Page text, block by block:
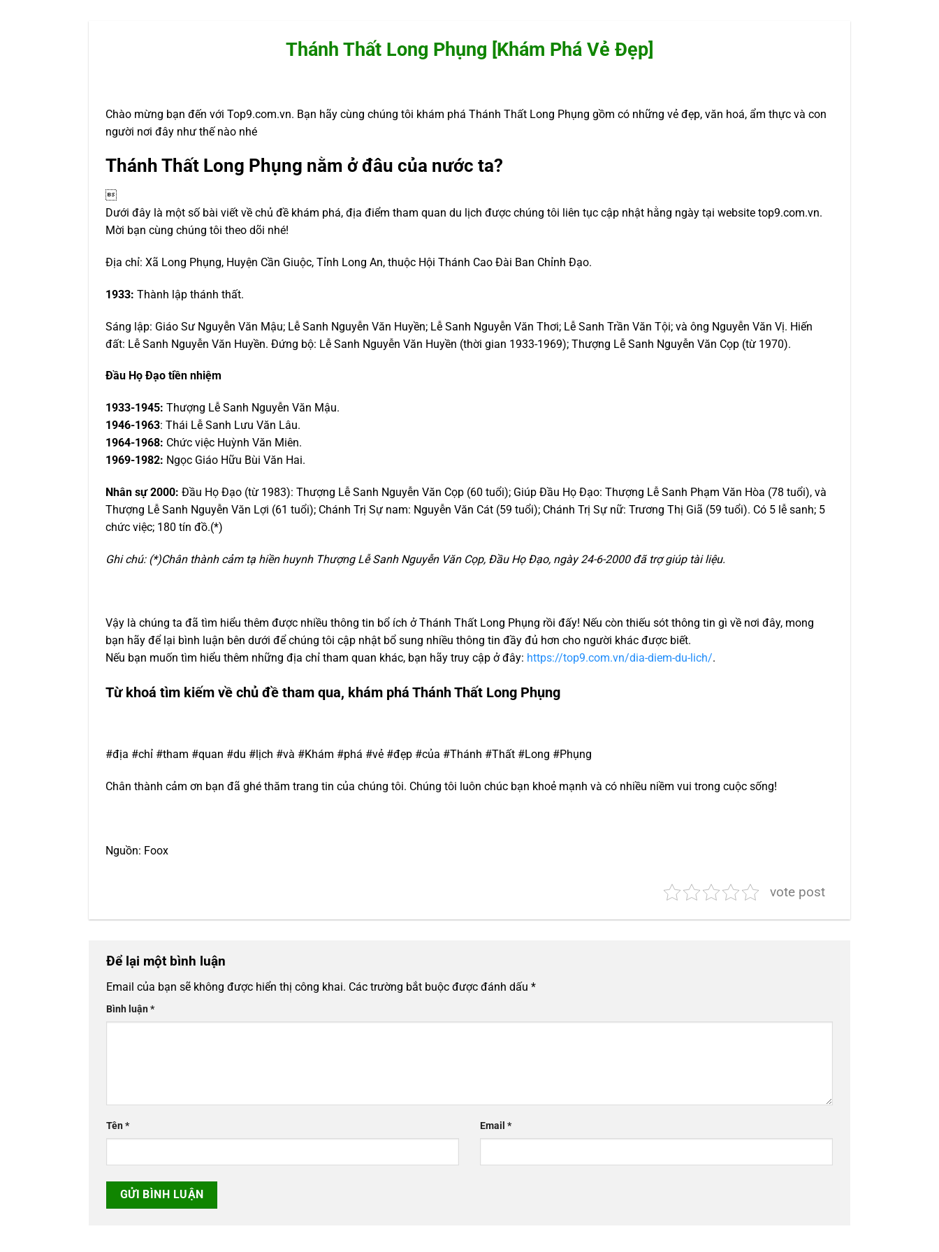
Thánh Thất Long Phụng [Khám Phá Vẻ Đẹp]
Chào mừng bạn đến với Top9.com.vn. Bạn hãy cùng chúng tôi khám phá Thánh Thất Long Phụng gồm có những vẻ đẹp, văn hoá, ẩm thực và con
người nơi đây như thế nào nhé
Thánh Thất Long Phụng nằm ở đâu của nước ta?

Dưới đây là một số bài viết về chủ đề khám phá, địa điểm tham quan du lịch được chúng tôi liên tục cập nhật hằng ngày tại website top9.com.vn.
Mời bạn cùng chúng tôi theo dõi nhé!
Địa chỉ: Xã Long Phụng, Huyện Cần Giuộc, Tỉnh Long An, thuộc Hội Thánh Cao Đài Ban Chỉnh Đạo.
1933: Thành lập thánh thất.
Sáng lập: Giáo Sư Nguyễn Văn Mậu; Lễ Sanh Nguyễn Văn Huyền; Lễ Sanh Nguyễn Văn Thơi; Lễ Sanh Trần Văn Tội; và ông Nguyễn Văn Vị. Hiến
đất: Lễ Sanh Nguyễn Văn Huyền. Đứng bộ: Lễ Sanh Nguyễn Văn Huyền (thời gian 1933-1969); Thượng Lễ Sanh Nguyễn Văn Cọp (từ 1970).
Đầu Họ Đạo tiền nhiệm
1933-1945: Thượng Lễ Sanh Nguyễn Văn Mậu.
1946-1963: Thái Lễ Sanh Lưu Văn Lâu.
1964-1968: Chức việc Huỳnh Văn Miên.
1969-1982: Ngọc Giáo Hữu Bùi Văn Hai.
Nhân sự 2000: Đầu Họ Đạo (từ 1983): Thượng Lễ Sanh Nguyễn Văn Cọp (60 tuổi); Giúp Đầu Họ Đạo: Thượng Lễ Sanh Phạm Văn Hòa (78 tuổi), và
Thượng Lễ Sanh Nguyễn Văn Lợi (61 tuổi); Chánh Trị Sự nam: Nguyễn Văn Cát (59 tuổi); Chánh Trị Sự nữ: Trương Thị Giã (59 tuổi). Có 5 lễ sanh; 5
chức việc; 180 tín đồ.(*)
Ghi chú: (*)Chân thành cảm tạ hiền huynh Thượng Lễ Sanh Nguyễn Văn Cọp, Đầu Họ Đạo, ngày 24-6-2000 đã trợ giúp tài liệu.
Vậy là chúng ta đã tìm hiểu thêm được nhiều thông tin bổ ích ở Thánh Thất Long Phụng rồi đấy! Nếu còn thiếu sót thông tin gì về nơi đây, mong
bạn hãy để lại bình luận bên dưới để chúng tôi cập nhật bổ sung nhiều thông tin đầy đủ hơn cho người khác được biết.
Nếu bạn muốn tìm hiểu thêm những địa chỉ tham quan khác, bạn hãy truy cập ở đây: https://top9.com.vn/dia-diem-du-lich/.
Từ khoá tìm kiếm về chủ đề tham qua, khám phá Thánh Thất Long Phụng
#địa #chỉ #tham #quan #du #lịch #và #Khám #phá #vẻ #đẹp #của #Thánh #Thất #Long #Phụng
Chân thành cảm ơn bạn đã ghé thăm trang tin của chúng tôi. Chúng tôi luôn chúc bạn khoẻ mạnh và có nhiều niềm vui trong cuộc sống!
Nguồn: Foox
vote post
Để lại một bình luận
Email của bạn sẽ không được hiển thị công khai. Các trường bắt buộc được đánh dấu *
Bình luận*
Tên* Email *